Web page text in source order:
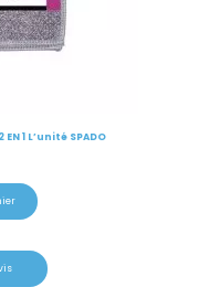
1 L’unité SPADO